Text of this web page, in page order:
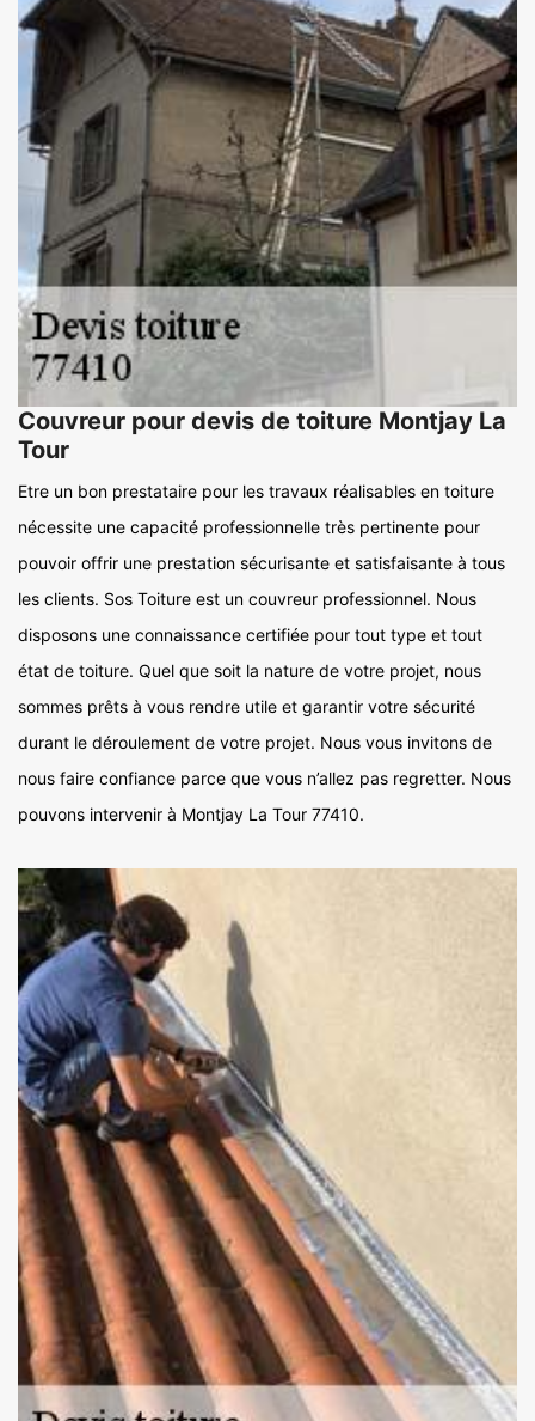
Couvreur pour devis de toiture Montjay La
Tour
Etre un bon prestataire pour les travaux réalisables en toiture
nécessite une capacité professionnelle très pertinente pour
pouvoir offrir une prestation sécurisante et satisfaisante à tous
les clients. Sos Toiture est un couvreur professionnel. Nous
disposons une connaissance certifiée pour tout type et tout
état de toiture. Quel que soit la nature de votre projet, nous
sommes prêts à vous rendre utile et garantir votre sécurité
durant le déroulement de votre projet. Nous vous invitons de
nous faire confiance parce que vous n’allez pas regretter. Nous
pouvons intervenir à Montjay La Tour 77410.